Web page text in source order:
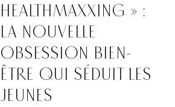
HEALTHMAXXING » :
LA NOUVELLE
OBSESSION BIEN-
ÊTRE QUI SÉDUIT LES
JEUNES